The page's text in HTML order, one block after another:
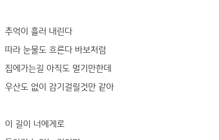
추억이 흘러 내린다
따라 눈물도 흐른다 바보처럼
집에가는길 아직도 멀기만한데
우산도 없이 감기걸릴것만 같아
이 길이 너에게로